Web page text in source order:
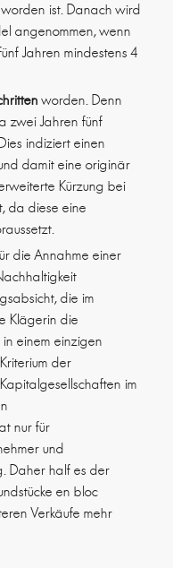
ist. Danach wird
angenommen, wenn
Jahren mindestens 4
worden. Denn
zwei Jahren fünf
indiziert einen
damit eine originär
Kürzung bei
da diese eine
die Annahme einer
die im
Klägerin die
einem einzigen
der
im
nur für
und
Daher half es der
en bloc
Verkäufe mehr